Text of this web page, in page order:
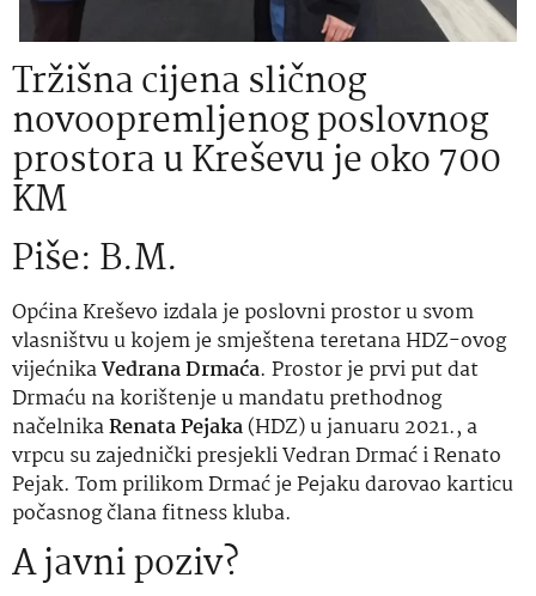
Tržišna cijena sličnog
novoopremljenog poslovnog
prostora u Kreševu je oko 700
KM
Piše: B.M.
Općina Kreševo izdala je poslovni prostor u svom
vlasništvu u kojem je smještena teretana HDZ-ovog
vijećnikaVedrana Drmaća. Prostor je prvi put dat
Drmaću na korištenje u mandatu prethodnog
načelnikaRenata Pejaka(HDZ) u januaru 2021., a
vrpcu su zajednički presjekli Vedran Drmać i Renato
Pejak. Tom prilikom Drmać je Pejaku darovao karticu
počasnog člana fitness kluba.
A javni poziv?